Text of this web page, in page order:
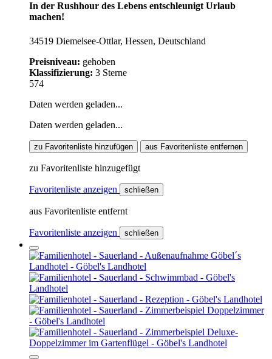
In der Rushhour des Lebens entschleunigt Urlaub
machen!
34519 Diemelsee-Ottlar, Hessen, Deutschland
Preisniveau: gehoben
Klassifizierung: 3 Sterne
574
Daten werden geladen...
Daten werden geladen...
zu Favoritenliste hinzufügen aus Favoritenliste entfernen
zu Favoritenliste hinzugefügt
Favoritenliste anzeigen schließen
aus Favoritenliste entfernt
Favoritenliste anzeigen schließen